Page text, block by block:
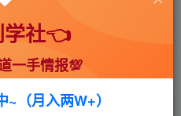
文
社👈
一手情报💯
（月入两W+）